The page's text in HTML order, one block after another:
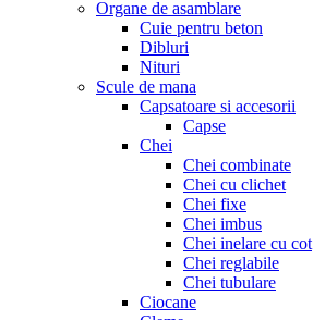
Organe de asamblare
Cuie pentru beton
Dibluri
Nituri
Scule de mana
Capsatoare si accesorii
Capse
Chei
Chei combinate
Chei cu clichet
Chei fixe
Chei imbus
Chei inelare cu cot
Chei reglabile
Chei tubulare
Ciocane